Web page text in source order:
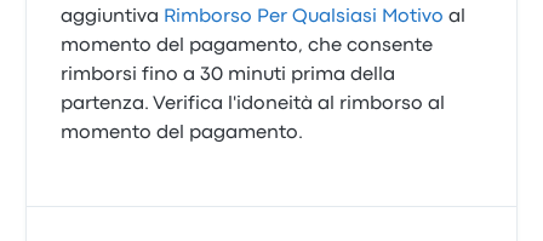
aggiuntiva Rimborso Per Qualsiasi Motivo al
momento del pagamento, che consente
rimborsi fino a 30 minuti prima della
partenza. Verifica l'idoneità al rimborso al
momento del pagamento.